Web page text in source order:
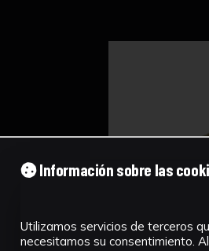
Información sobre las
Utilizamos servicios de terceros
necesitamos su consentimiento.